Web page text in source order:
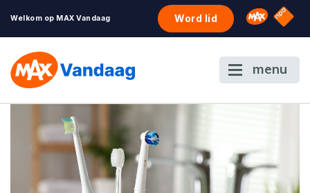
Welkom op MAX Vandaag Word lid Omroep
NPO
menu